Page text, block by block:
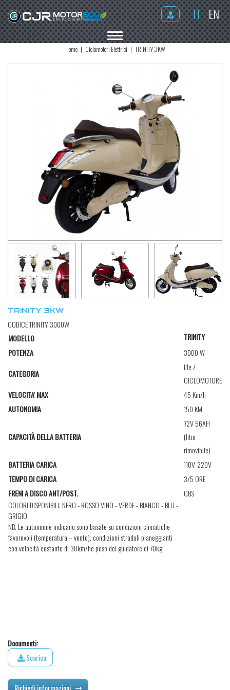
IT EN
MENU
Home Ciclomotori Elettrici TRINITY 3KW
TRINITY 3KW
CODICE TRINITY 3000W
MODELLO
TRINITY
POTENZA
3000 W
CATEGORIA
L1e /
CICLOMOTORE
VELOCITA' MAX
45 Km/h
AUTONOMIA
150 KM
CAPACITÀ DELLA BATTERIA
72V 56AH
(litio
rimovibile)
BATTERIA CARICA
110V-220V
TEMPO DI CARICA
3/5 ORE
FRENI A DISCO ANT/POST.
CBS
COLORI DISPONIBILI: NERO - ROSSO VINO - VERDE - BIANCO - BLU -
GRIGIO
NB. Le autonomie indicano sono basate su condizioni climatiche
favorevoli (temperatura – vento), condizioni stradali pianeggianti
con velocità costante di 30km/he peso del guidatore di 70kg
Documenti:
Scarica
Richiedi informazioni